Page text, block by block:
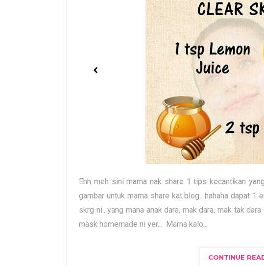
Ehh meh sini mama nak share 1 tips kecantikan
gambar untuk mama share kat blog.. hahaha dapat 1
skrg ni.. yang mana anak dara, mak dara, mak tak
mask homemade ni yer... Mama kalo...
CONTINUE